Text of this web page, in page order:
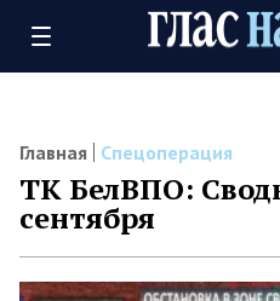
Главная Спецоперация
ТК БелВПО:
сентября